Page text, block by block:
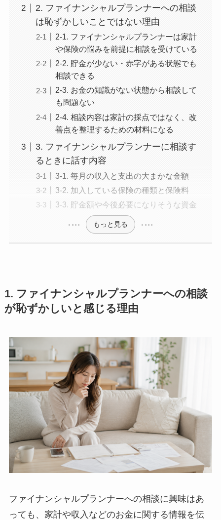
2. ファイナンシャルプランナーへの相談
は恥ずかしいことではない理由
2-1. ファイナンシャルプランナーは家計
や保険の悩みを前提に相談を受けている
2-2. 貯金が少ない・赤字がある状態でも
相談できる
2-3. お金の知識がない状態から相談して
も問題ない
2-4. 相談内容は家計の採点ではなく、改
善点を整理するための材料になる
3. ファイナンシャルプランナーに相談す
るときに話す内容
3-1. 毎月の収入と支出の大まかな金額
3-2. 加入している保険の種類と保険料
3-3. 貯金額や今後必要になりそうな資金
もっと見る
1. ファイナンシャルプランナーへの相談
が恥ずかしいと感じる理由
ファイナンシャルプランナーへの相談に興味はあ
っても、家計や収入などのお金に関する情報を伝